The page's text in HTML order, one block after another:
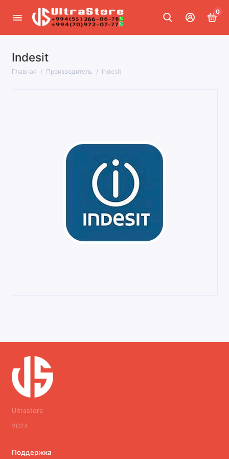
0
Indesit
Главная Производитель Indesit
Ultrastore
2024
Поддержка